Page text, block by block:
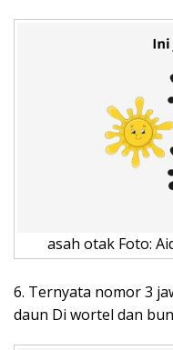
asah otak Foto:
6. Ternyata nomor 3
daun Di wortel dan